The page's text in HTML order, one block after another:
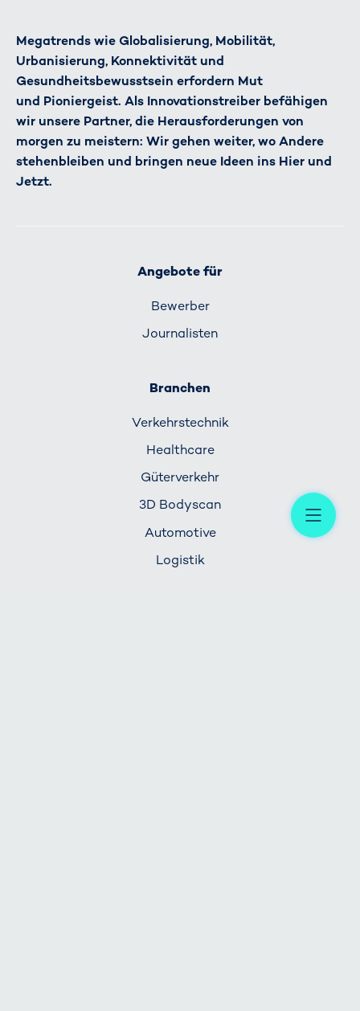
Megatrends wie Globalisierung, Mobilität,
Urbanisierung, Konnektivität und
Gesundheitsbewusstsein erfordern Mut
und Pioniergeist. Als Innovationstreiber befähigen
wir unsere Partner, die Herausforderungen von
morgen zu meistern: Wir gehen weiter, wo Andere
stehenbleiben und bringen neue Ideen ins Hier und
Jetzt.
Angebote für
Bewerber
Journalisten
Branchen
Verkehrs­technik
Healthcare
Güterverkehr
3D Bodyscan
Automotive
Logistik